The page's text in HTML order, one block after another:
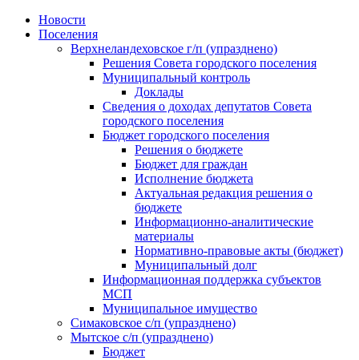
Skip
Новости
Поселения
Верхнеландеховское г/п (упразднено)
Решения Совета городского поселения
Муниципальный контроль
Доклады
Сведения о доходах депутатов Совета
городского поселения
Бюджет городского поселения
Решения о бюджете
Бюджет для граждан
Исполнение бюджета
Актуальная редакция решения о
бюджете
Информационно-аналитические
материалы
Нормативно-правовые акты (бюджет)
Муниципальный долг
Информационная поддержка субъектов
МСП
Муниципальное имущество
Симаковское с/п (упразднено)
Мытское с/п (упразднено)
Бюджет